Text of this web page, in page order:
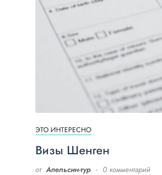
ЭТО ИНТЕРЕСНО
Визы Шенген
от Апельсин-тур 0 комментарий